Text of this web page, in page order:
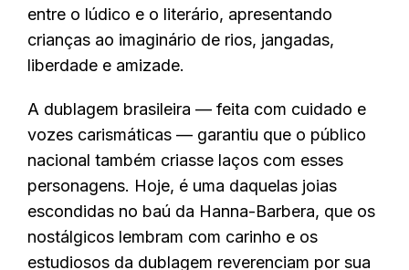
entre o lúdico e o literário, apresentando
crianças ao imaginário de rios, jangadas,
liberdade e amizade.
A dublagem brasileira — feita com cuidado e
vozes carismáticas — garantiu que o público
nacional também criasse laços com esses
personagens. Hoje, é uma daquelas joias
escondidas no baú da Hanna-Barbera, que os
nostálgicos lembram com carinho e os
estudiosos da dublagem reverenciam por sua